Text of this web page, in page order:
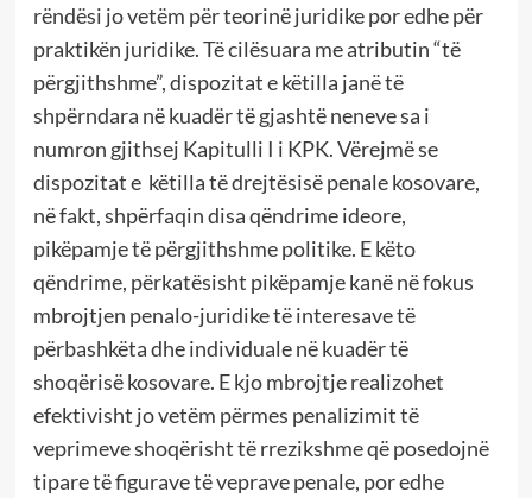
rëndësi jo vetëm për teorinë juridike por edhe për
praktikën juridike. Të cilësuara me atributin “të
përgjithshme”, dispozitat e këtilla janë të
shpërndara në kuadër të gjashtë neneve sa i
numron gjithsej Kapitulli I i KPK. Vërejmë se
dispozitat e këtilla të drejtësisë penale kosovare,
në fakt, shpërfaqin disa qëndrime ideore,
pikëpamje të përgjithshme politike. E këto
qëndrime, përkatësisht pikëpamje kanë në fokus
mbrojtjen penalo-juridike të interesave të
përbashkëta dhe individuale në kuadër të
shoqërisë kosovare. E kjo mbrojtje realizohet
efektivisht jo vetëm përmes penalizimit të
veprimeve shoqërisht të rrezikshme që posedojnë
tipare të figurave të veprave penale, por edhe